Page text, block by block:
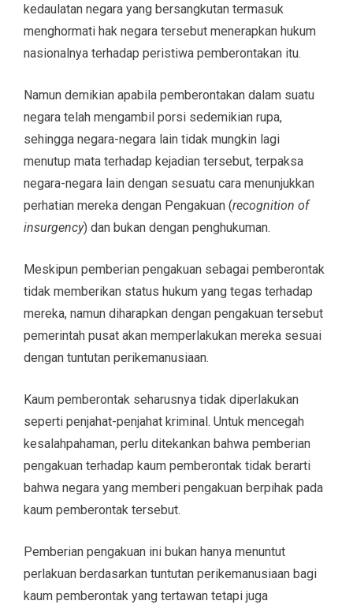
kedaulatan negara yang bersangkutan termasuk
menghormati hak negara tersebut menerapkan hukum
nasionalnya terhadap peristiwa pemberontakan itu.
Namun demikian apabila pemberontakan dalam suatu
negara telah mengambil porsi sedemikian rupa,
sehingga negara-negara lain tidak mungkin lagi
menutup mata terhadap kejadian tersebut, terpaksa
negara-negara lain dengan sesuatu cara menunjukkan
perhatian mereka dengan Pengakuan (recognition of
insurgency) dan bukan dengan penghukuman.
Meskipun pemberian pengakuan sebagai pemberontak
tidak memberikan status hukum yang tegas terhadap
mereka, namun diharapkan dengan pengakuan tersebut
pemerintah pusat akan memperlakukan mereka sesuai
dengan tuntutan perikemanusiaan.
Kaum pemberontak seharusnya tidak diperlakukan
seperti penjahat-penjahat kriminal. Untuk mencegah
kesalahpahaman, perlu ditekankan bahwa pemberian
pengakuan terhadap kaum pemberontak tidak berarti
bahwa negara yang memberi pengakuan berpihak pada
kaum pemberontak tersebut.
Pemberian pengakuan ini bukan hanya menuntut
perlakuan berdasarkan tuntutan perikemanusiaan bagi
kaum pemberontak yang tertawan tetapi juga